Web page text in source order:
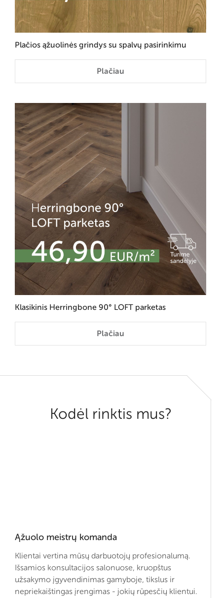
Plačios ąžuolinės grindys su spalvų pasirinkimu
Plačiau
Klasikinis Herringbone 90° LOFT parketas
Plačiau
Kodėl rinktis mus?
Ąžuolo meistrų komanda
Klientai vertina mūsų darbuotojų profesionalumą.
Išsamios konsultacijos salonuose, kruopštus
užsakymo įgyvendinimas gamyboje, tikslus ir
nepriekaištingas įrengimas - jokių rūpesčių klientui.